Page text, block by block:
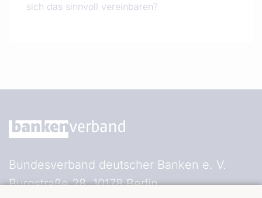
sich das sinnvoll vereinbaren?
Bundesverband deutscher Banken e. V.
Burgstraße 28, 10178 Berlin